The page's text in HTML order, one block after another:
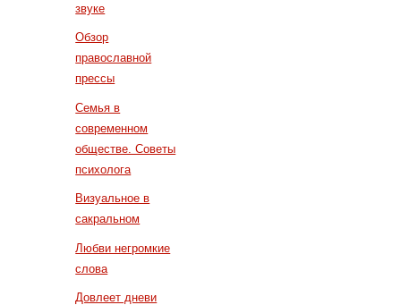
звуке
Обзор
православной
прессы
Семья в
современном
обществе. Советы
психолога
Визуальное в
сакральном
Любви негромкие
слова
Довлеет дневи